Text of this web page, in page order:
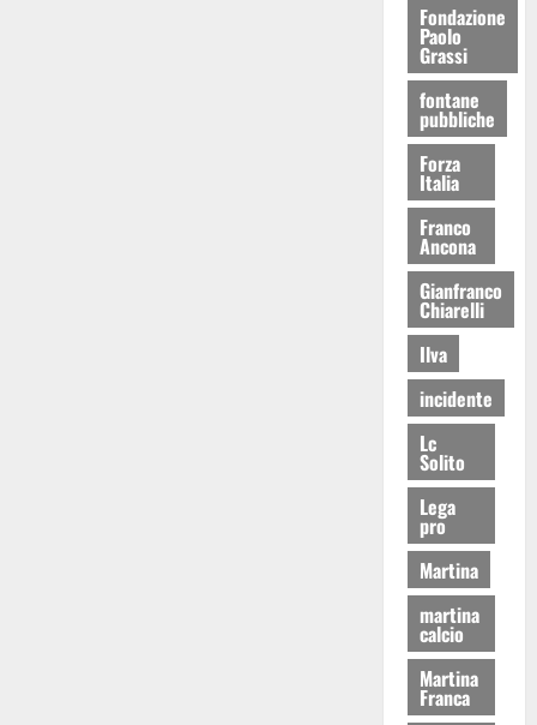
Fondazione
Paolo
Grassi
fontane
pubbliche
Forza
Italia
Franco
Ancona
Gianfranco
Chiarelli
Ilva
incidente
Lc
Solito
Lega
pro
Martina
martina
calcio
Martina
Franca